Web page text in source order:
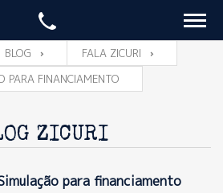
BLOG
FALA ZICURI
PARA FINANCIAMENTO
ZICURI
para financiamento